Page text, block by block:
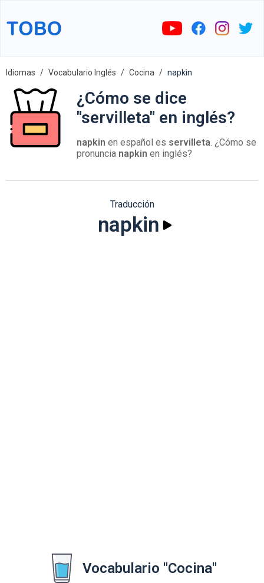
Idiomas Vocabulario Inglés Cocina napkin
¿Cómo se dice
"servilleta" en inglés?
napkin en español es servilleta. ¿Cómo se
pronuncia napkin en inglés?
Traducción
napkin
Vocabulario "Cocina"